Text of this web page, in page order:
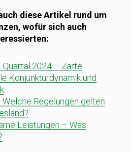
diese Artikel rund um
wofür sich auch
Quartal 2024 – Zarte
Konjunkturdynamik und
Regelungen gelten
Leistungen – Was